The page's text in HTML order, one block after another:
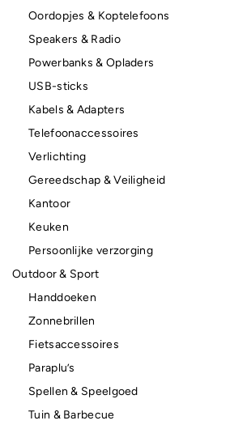
Oordopjes & Koptelefoons
Speakers & Radio
Powerbanks & Opladers
USB-sticks
Kabels & Adapters
Telefoonaccessoires
Verlichting
Gereedschap & Veiligheid
Kantoor
Keuken
Persoonlijke verzorging
Outdoor & Sport
Handdoeken
Zonnebrillen
Fietsaccessoires
Paraplu’s
Spellen & Speelgoed
Tuin & Barbecue